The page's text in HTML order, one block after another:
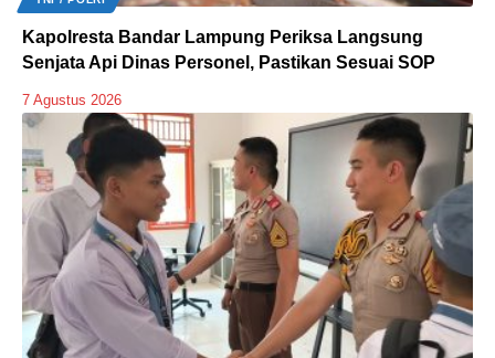
Kapolresta Bandar Lampung Periksa Langsung
Senjata Api Dinas Personel, Pastikan Sesuai SOP
7 Agustus 2026